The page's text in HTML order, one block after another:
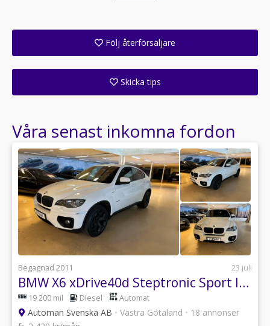
Följ återförsäljare
Skicka tips
Våra senast inkomna fordon
Begagnad 2011 23 juli
BMW X6 xDrive40d Steptronic Sport line Android
19 200 mil Diesel Automat
Automan Svenska AB • Västra Götaland • 18 annonser